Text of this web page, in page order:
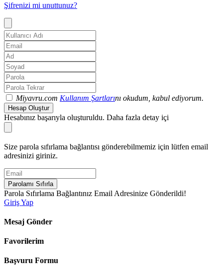
Şifrenizi mi unuttunuz?
Miyavru.com Kullanım Şartlarını okudum, kabul ediyorum.
Hesap Oluştur
Hesabınız başarıyla oluşturuldu. Daha fazla detay içi
Size parola sıfırlama bağlantısı gönderebilmemiz için lütfen email
adresinizi giriniz.
Parolamı Sıfırla
Parola Sıfırlama Bağlantınız Email Adresinize Gönderildi!
Giriş Yap
Mesaj Gönder
Favorilerim
Başvuru Formu